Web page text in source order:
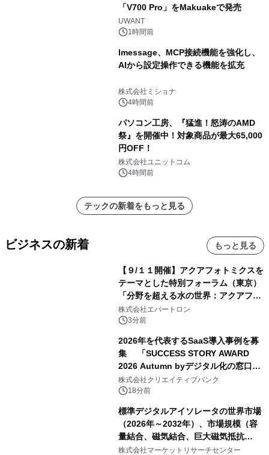
「V700 Pro」をMakuakeで発売
UWANT
1時間前
lmessage、MCP接続機能を強化し、
AIから設定操作できる機能を拡充
株式会社ミショナ
4時間前
パソコン工房、『猛進！怒涛のAMD
祭』を開催中！対象商品が最大65,000
円OFF！
株式会社ユニットコム
4時間前
テックの新着をもっと見る
ビジネスの新着 もっと見る
【９/１１開催】アクアフォトミクスを
テーマとした特別フォーラム（東京）
「分野を超える水の世界：アクアフォ
トミクスが切り拓く新しい科学の地
平」を開催
株式会社エバートロン
3分前
2026年を代表するSaaS導入事例を募
集 「SUCCESS STORY AWARD
2026 Autumn byデジタル化の窓口」
開催
株式会社クリエイティブバンク
18分前
標準デジタルアイソレータの世界市場
（2026年～2032年）、市場規模（容
量結合、磁気結合、巨大磁気抵抗
（GMR））・分析レポートを発表
株式会社マーケットリサーチセンター